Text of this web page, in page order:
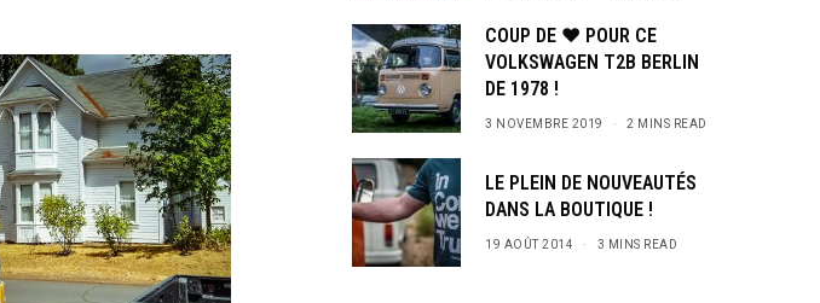
COUP DE ♥ POUR CE
VOLKSWAGEN T2B BERLIN
DE 1978 !
3 NOVEMBRE 2019 2 MINS READ
LE PLEIN DE NOUVEAUTÉS
DANS LA BOUTIQUE !
19 AOÛT 2014 3 MINS READ